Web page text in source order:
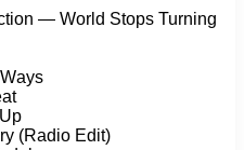
— Wоrld Stорs Turning
(Rаdiо Edit)